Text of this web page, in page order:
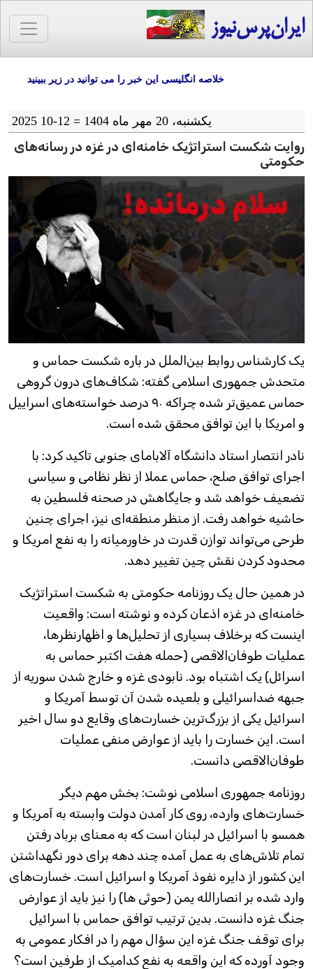
ایران‌پرس‌نیوز
خلاصه انگلیسی این خبر را می توانید در زیر ببینید
یکشنبه، 20 مهر ماه 1404 = 12-10 2025
روایت شکست استراتژیک خامنه‌ای در غزه در رسانه‌های
حکومتی
یک کارشناس روابط بین‌الملل در باره شکست حماس و
متحدش جمهوری اسلامی گفته: شکاف‌های درون گروهی
حماس عمیق‌تر شده چراکه ۹۰ درصد خواسته‌های اسراییل
و امریکا با این توافق محقق شده است.
نادر انتصار استاد دانشگاه آلابامای جنوبی تاکید کرد: با
اجرای توافق صلح، حماس عملا از نظر نظامی و سیاسی
تضعیف خواهد شد و جایگاهش در صحنه فلسطین به
حاشیه خواهد رفت. از منظر منطقه‌ای نیز، اجرای چنین
طرحی می‌تواند توازن قدرت در خاورمیانه را به نفع امریکا و
محدود کردن نقش چین تغییر دهد.
در همین حال یک روزنامه حکومتی به شکست استراتژیک
خامنه‌ای در غزه اذعان کرده و نوشته است: واقعیت
اینست که برخلاف بسیاری از تحلیل‌ها و اظهارنظرها،
عملیات طوفان‌الاقصی (حمله هفت اکتبر حماس به
اسرائل) یک اشتباه بود. نابودی غزه و خارج شدن سوریه از
جبهه ضداسرائیلی و بلعیده شدن آن توسط آمریکا و
اسرائیل یکی از بزرگ‌ترین خسارت‌های وقایع دو سال اخیر
است. این خسارت را باید از عوارض منفی عملیات
طوفان‌الاقصی دانست.
روزنامه جمهوری اسلامی نوشت: بخش مهم دیگر
خسارت‌های وارده، روی کار آمدن دولت وابسته به آمریکا و
همسو با اسرائیل در لبنان است که به معنای برباد رفتن
تمام تلاش‌های به عمل آمده چند دهه برای دور نگهداشتن
این کشور از دایره نفوذ آمریکا و اسرائیل است. خسارت‌های
وارد شده بر انصارالله یمن (حوثی ها) را نیز باید از عوارض
جنگ غزه دانست. بدین ترتیب توافق حماس با اسرائیل
برای توقف جنگ غزه این سؤال مهم را در افکار عمومی به
وجود آورده که این واقعه به نفع کدامیک از طرفین است؟